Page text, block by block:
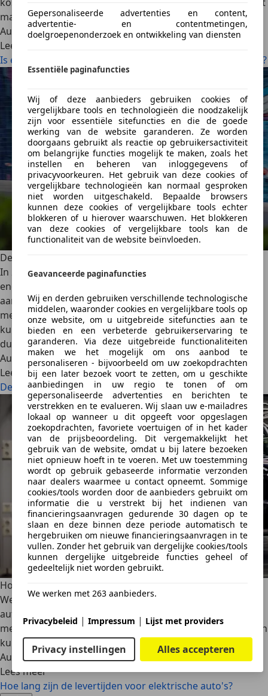
Gepersonaliseerde advertenties en content,
advertentie- en contentmetingen,
doelgroepenonderzoek en ontwikkeling van diensten
Essentiële paginafuncties
Wij of deze aanbieders gebruiken cookies of
vergelijkbare tools en technologieën die noodzakelijk
zijn voor essentiële sitefuncties en die de goede
werking van de website garanderen. Ze worden
doorgaans gebruikt als reactie op gebruikersactiviteit
om belangrijke functies mogelijk te maken, zoals het
instellen en beheren van inloggegevens of
privacyvoorkeuren. Het gebruik van deze cookies of
vergelijkbare technologieën kan normaal gesproken
niet worden uitgeschakeld. Bepaalde browsers
kunnen deze cookies of vergelijkbare tools echter
blokkeren of u hierover waarschuwen. Het blokkeren
van deze cookies of vergelijkbare tools kan de
functionaliteit van de website beïnvloeden.
Geavanceerde paginafuncties
Wij en derden gebruiken verschillende technologische
middelen, waaronder cookies en vergelijkbare tools op
onze website, om u uitgebreide sitefuncties aan te
bieden en een verbeterde gebruikerservaring te
garanderen. Via deze uitgebreide functionaliteiten
maken we het mogelijk om ons aanbod te
personaliseren - bijvoorbeeld om uw zoekopdrachten
bij een later bezoek voort te zetten, om u geschikte
aanbiedingen in uw regio te tonen of om
gepersonaliseerde advertenties en berichten te
verstrekken en te evalueren. Wij slaan uw e-mailadres
lokaal op wanneer u dit opgeeft voor opgeslagen
zoekopdrachten, favoriete voertuigen of in het kader
van de prijsbeoordeling. Dit vergemakkelijkt het
gebruik van de website, omdat u bij latere bezoeken
niet opnieuw hoeft in te voeren. Met uw toestemming
wordt op gebruik gebaseerde informatie verzonden
naar dealers waarmee u contact opneemt. Sommige
cookies/tools worden door de aanbieders gebruikt om
informatie die u verstrekt bij het indienen van
financieringsaanvragen gedurende 30 dagen op te
slaan en deze binnen deze periode automatisch te
hergebruiken om nieuwe financieringsaanvragen in te
vullen. Zonder het gebruik van dergelijke cookies/tools
kunnen dergelijke uitgebreide functies geheel of
gedeeltelijk niet worden gebruikt.
We werken met 263 aanbieders.
Privacybeleid | Impressum | Lijst met providers
Privacy instellingen Alles accepteren
maken.
AutoScout24·21-11-2024·6 min. Leestijd
Lees meer
Is een elektrische auto goedkoper dan een brandstofauto?
Deze merken elektrische auto’s zijn er in 2025
In 2025 groeit het aanbod elektrische auto’s in Nederland
enorm. Van gevestigde merken tot nieuwe spelers: het
aanbod is diverser dan ooit. In dit artikel ontdek je welke
merken actief zijn, welke modellen ze bieden en wat je
kunt verwachten op het gebied van innovatie en
duurzaamheid.
AutoScout24·21-11-2024·11 min. Leestijd
Lees meer
Deze merken elektrische auto’s zijn er in 2025
Hoe lang zijn de levertijden voor elektrische auto's?
Welkom in de wereld van de levertijden voor elektrische
auto’s. Het is een thema dat steeds belangrijker wordt nu
meer mensen overstappen op elektrisch rijden. Levertijden
kunnen flink variëren. Hoe zit dat precies?
AutoScout24·09-10-2024·5 min. Leestijd
Lees meer
Hoe lang zijn de levertijden voor elektrische auto's?